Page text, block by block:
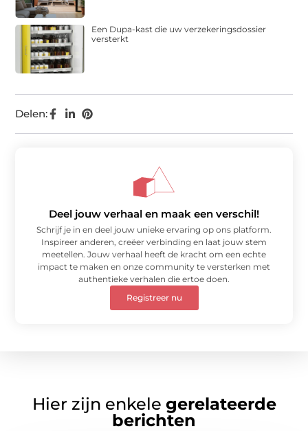
Delen:
Een Dupa-kast die uw verzekeringsdossier
versterkt
Deel jouw verhaal en maak een verschil!
Schrijf je in en deel jouw unieke ervaring op ons platform.
Inspireer anderen, creëer verbinding en laat jouw stem
meetellen. Jouw verhaal heeft de kracht om een echte
impact te maken en onze community te versterken met
authentieke verhalen die ertoe doen.
Registreer nu
Hier zijn enkele gerelateerde
berichten